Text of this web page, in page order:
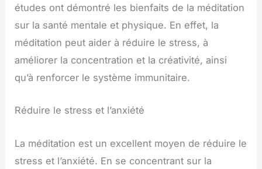
études ont démontré les bienfaits de la méditation
sur la santé mentale et physique. En effet, la
méditation peut aider à réduire le stress, à
améliorer la concentration et la créativité, ainsi
qu’à renforcer le système immunitaire.
Réduire le stress et l’anxiété
La méditation est un excellent moyen de réduire le
stress et l’anxiété. En se concentrant sur la